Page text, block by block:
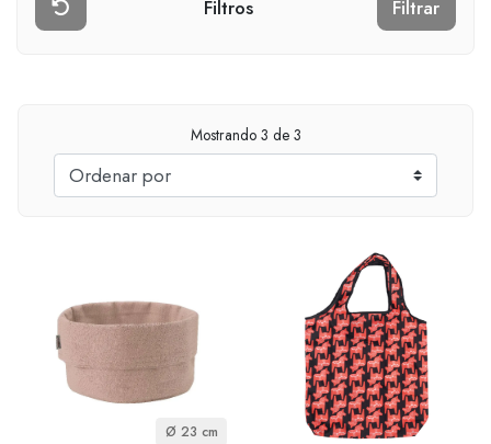
Filtros Filtrar
Mostrando 3 de 3
Ø 23 cm